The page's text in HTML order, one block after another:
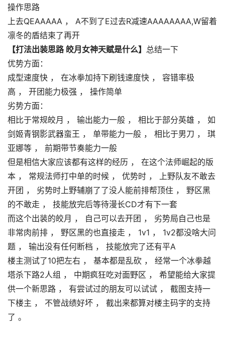
操作思路
上去QEAAAAA ， A不到了E过去R减速AAAAAAAA,W留着
凛冬的盾结束了再开
【打法出装思路 皎月女神天赋是什么】 总结一下
优势方面：
成型速度快 ， 在冰拳加持下刷钱速度快 ， 容错率极
高 ， 开团能力极强 ， 操作简单
劣势方面：
相比于常规皎月 ， 输出能力一般 ， 相比于部分英雄 ， 如
剑姬青钢影武器蛮王 ， 单带能力一般 ， 相比于男刀 ， 琪
亚娜等 ， 前期带节奏能力一般
但是相信大家应该都有这样的经历 ， 在这个法师崛起的版
本 ， 常规法师打中单的时候 ， 优势时 ， 上野队友不敢去
开团 ， 劣势时上野辅崩了了没人能前排帮顶住 ， 野区黑
的不敢走 ， 技能放完后等待漫长CD才有下一套
而这个出装的皎月 ， 自己可以去开团 ， 劣势局自己也是
非常肉前排 ， 野区黑的也直接走 ， 1v1 ， 1v2都没啥大问
题 ， 输出没有任何断档 ， 技能放完了还有平A
楼主测试了10把左右 ， 基本都是乱砍 ， 经常一个冰拳越
塔杀下路2人组 ， 中期疯狂吃对面野区 ， 希望能给大家提
供一个新思路 ， 有尝试过的朋友可以试试 ， 截图支持一
下楼主 ， 不管战绩好坏 ， 截出来都算对楼主码字的支持
了 。